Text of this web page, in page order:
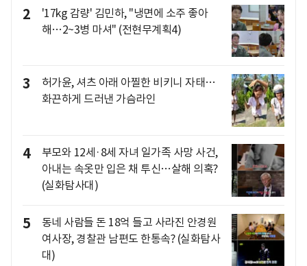
2
'17kg 감량' 김민하, "냉면에 소주 좋아
해…2~3병 마셔" (전현무계획4)
3
허가윤, 셔츠 아래 아찔한 비키니 자태…
화끈하게 드러낸 가슴라인
4
부모와 12세·8세 자녀 일가족 사망 사건,
아내는 속옷만 입은 채 투신…살해 의혹?
(실화탐사대)
5
동네 사람들 돈 18억 들고 사라진 안경원
여사장, 경찰관 남편도 한통속? (실화탐사
대)